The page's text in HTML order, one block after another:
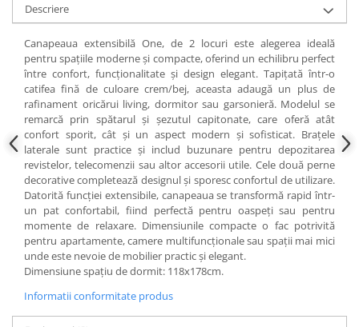
Descriere
Canapeaua extensibilă One, de 2 locuri este alegerea ideală
pentru spațiile moderne și compacte, oferind un echilibru perfect
între confort, funcționalitate și design elegant. Tapițată într-o
catifea fină de culoare crem/bej, aceasta adaugă un plus de
rafinament oricărui living, dormitor sau garsonieră. Modelul se
remarcă prin spătarul și șezutul capitonate, care oferă atât
confort sporit, cât și un aspect modern și sofisticat. Brațele
laterale sunt practice și includ buzunare pentru depozitarea
revistelor, telecomenzii sau altor accesorii utile. Cele două perne
decorative completează designul și sporesc confortul de utilizare.
Datorită funcției extensibile, canapeaua se transformă rapid într-
un pat confortabil, fiind perfectă pentru oaspeți sau pentru
momente de relaxare. Dimensiunile compacte o fac potrivită
pentru apartamente, camere multifuncționale sau spații mai mici
unde este nevoie de mobilier practic și elegant.
Dimensiune spațiu de dormit: 118x178cm.
Informatii conformitate produs